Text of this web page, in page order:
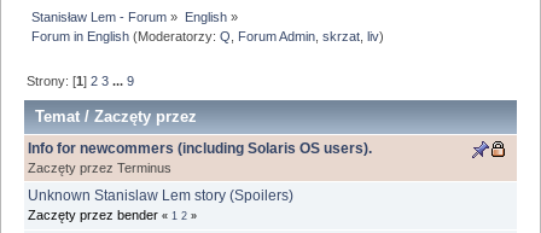
Stanisław Lem - Forum » English»
Forum in English (Moderatorzy:Q Forum Admin ,skrzat ,liv)
Strony: [1]2 3 ...9
Temat /Zaczęty przez
Info for newcommers (including Solaris OS users).
Zaczęty przez Terminus
Unknown Stanislaw Lem story (Spoilers)
Zaczęty przez bender « 1 2 »